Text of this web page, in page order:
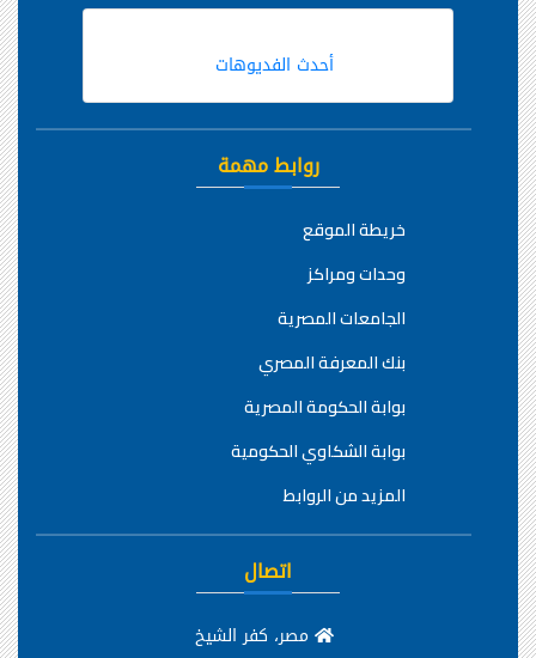
أحدث الفديوهات
روابط مهمة
خريطة الموقع
وحدات ومراكز
الجامعات المصرية
بنك المعرفة المصري
بوابة الحكومة المصرية
بوابة الشكاوي الحكومية
المزيد من الروابط
اتصال
مصر، كفر الشيخ